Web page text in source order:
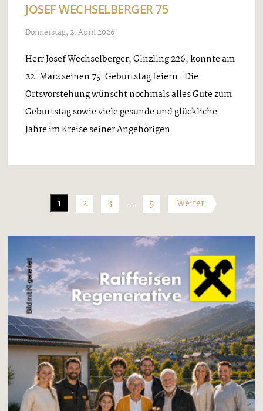
JOSEF WECHSELBERGER 75
Donnerstag, 2. April 2026
Herr Josef Wechselberger, Ginzling 226, konnte am
22. März seinen 75. Geburtstag feiern. Die
Ortsvorstehung wünscht nochmals alles Gute zum
Geburtstag sowie viele gesunde und glückliche
Jahre im Kreise seiner Angehörigen.
1 2 3 … 5 Weiter